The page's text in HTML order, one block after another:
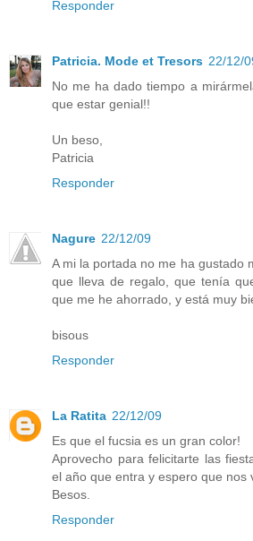
Responder
Patricia. Mode et Tresors 22/12/
No me ha dado tiempo a
que estar genial!!
Un beso,
Patricia
Responder
Nagure 22/12/09
A mi la portada no me ha gustado
que lleva de regalo, que tenía
que me he ahorrado, y está muy
bisous
Responder
La Ratita 22/12/09
Es que el fucsia es un gran color!
Aprovecho para felicitarte las
el año que entra y espero que nos
Besos.
Responder